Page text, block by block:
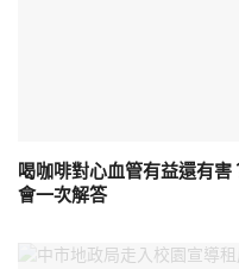
喝咖啡對心血管有益還有
會一次解答